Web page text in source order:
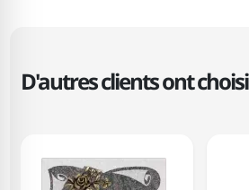
D'autres clients ont choisi